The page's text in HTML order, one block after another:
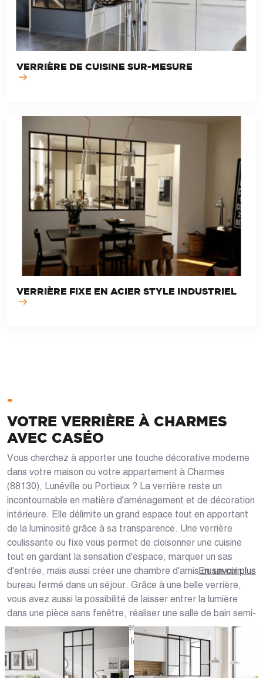
VERRIÈRE DE CUISINE SUR-MESURE
VERRIÈRE FIXE EN ACIER STYLE INDUSTRIEL
-
VOTRE VERRIÈRE À CHARMES
AVEC CASÉO
Vous cherchez à apporter une touche décorative moderne
dans votre maison ou votre appartement à Charmes
(88130), Lunéville ou Portieux ? La verrière reste un
incontournable en matière d'aménagement et de décoration
intérieure. Elle délimite un grand espace tout en apportant
de la luminosité grâce à sa transparence. Une verrière
coulissante ou fixe vous permet de cloisonner une cuisine
tout en gardant la sensation d'espace, marquer un sas
d'entrée, mais aussi créer une chambre d'amis ou un coin
bureau fermé dans un séjour. Grâce à une belle verrière,
vous avez aussi la possibilité de laisser entrer la lumière
dans une pièce sans fenêtre, réaliser une salle de bain semi-
ouverte sur une chambre parentale... Laissez libre cours à
votre créativité et aménagez les espaces pour vous sentir
encore mieux chez vous !
En savoir plus